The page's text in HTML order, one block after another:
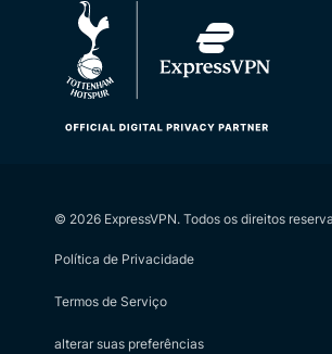
© 2026 ExpressVPN. Todos os direitos
Política de Privacidade
Termos de Serviço
alterar suas preferências